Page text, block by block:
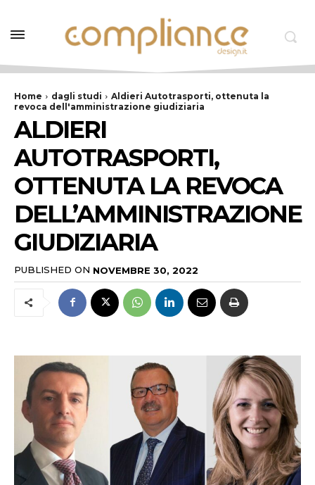
Home dagli studi
Aldieri Autotrasporti, ottenuta la
revoca dell'amministrazione giudiziaria
ALDIERI
AUTOTRASPORTI,
OTTENUTA LA REVOCA
DELL’AMMINISTRAZIONE
GIUDIZIARIA
PUBLISHED ON NOVEMBRE 30, 2022